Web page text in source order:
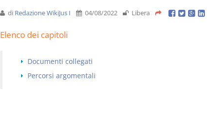
di Redazione WikiJus I 04/08/2022 Libera
Elenco dei capitoli
Documenti collegati
Percorsi argomentali